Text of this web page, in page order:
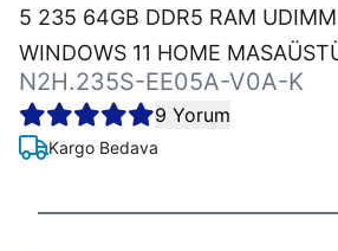
5 235 64GB DDR5 RAM
WINDOWS 11 HOME
N2H.235S-EE05A-V0A-K
9 Yorum
Kargo Bedava